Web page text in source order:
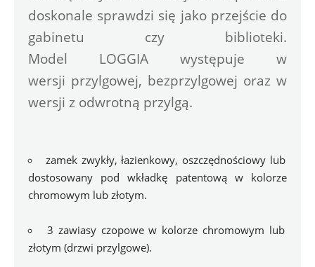
doskonale sprawdzi się jako przejście do
gabinetu czy biblioteki.
Model LOGGIA występuje w
wersji przylgowej, bezprzylgowej oraz w
wersji z odwrotną przylgą.
zamek zwykły, łazienkowy, oszczędnościowy lub
dostosowany pod wkładkę patentową w kolorze
chromowym lub złotym.
3 zawiasy czopowe w kolorze chromowym lub
złotym (drzwi przylgowe).